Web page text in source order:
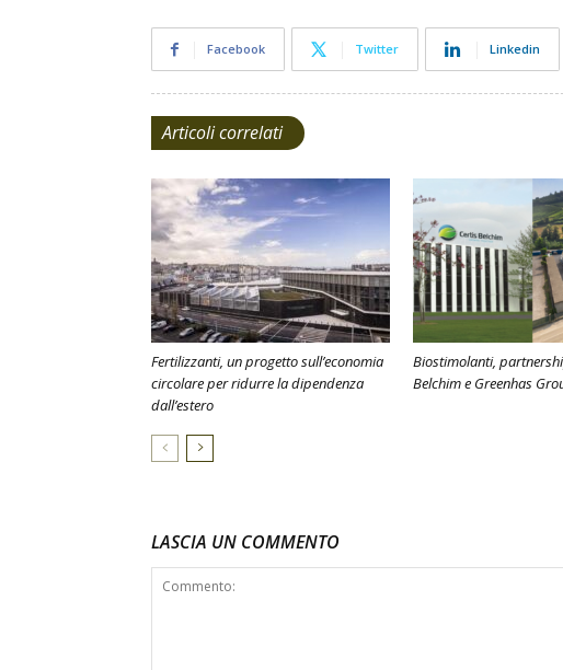
Facebook Twitter Linkedin
Articoli correlati
Fertilizzanti, un progetto sull’economia
circolare per ridurre la dipendenza
dall’estero
Biostimolanti,
Belchim e Greenhas
LASCIA UN COMMENTO